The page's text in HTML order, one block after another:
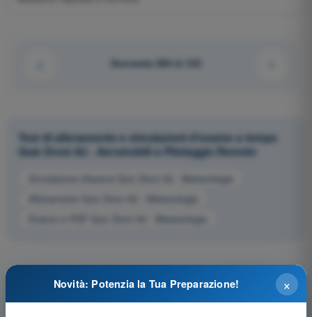
Domanda 289 di 322
Test di allenamento e simulazioni d'esame a tempo
Quiz Droni A2 - Aeromobili a Pilotaggio Remoto
Simulazione d'esame Quiz Droni A2 - Meteorologia
Allenamento Quiz Droni A2 - Meteorologia
Esame in PDF Quiz Droni A2 - Meteorologia
×
Novità: Potenzia la Tua Preparazione!